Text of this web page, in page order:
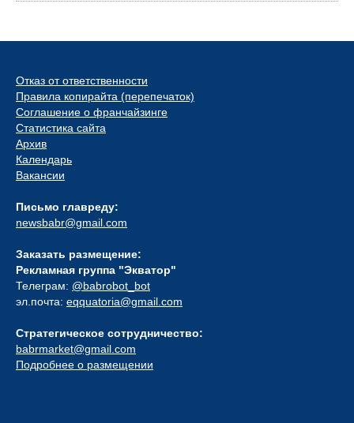
Отказ от ответственности
Правила копирайта (перепечаток)
Соглашение о франчайзинге
Статистика сайта
Архив
Календарь
Вакансии
Письмо главреду:
newsbabr@gmail.com
Заказать размещение:
Рекламная группа "Экватор"
Телеграм: @babrobot_bot
эл.почта: eqquatoria@gmail.com
Стратегическое сотрудничество:
babrmarket@gmail.com
Подробнее о размещении